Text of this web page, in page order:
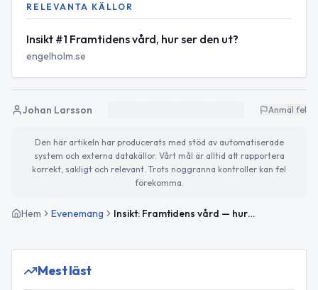
RELEVANTA KÄLLOR
Insikt #1 Framtidens vård, hur ser den ut?
engelholm.se
Johan Larsson Anmäl fel
Den här artikeln har producerats med stöd av automatiserade
system och externa datakällor. Vårt mål är alltid att rapportera
korrekt, sakligt och relevant. Trots noggranna kontroller kan fel
förekomma.
Hem Evenemang Insikt: Framtidens vård — hur ser den ut?
Mest läst